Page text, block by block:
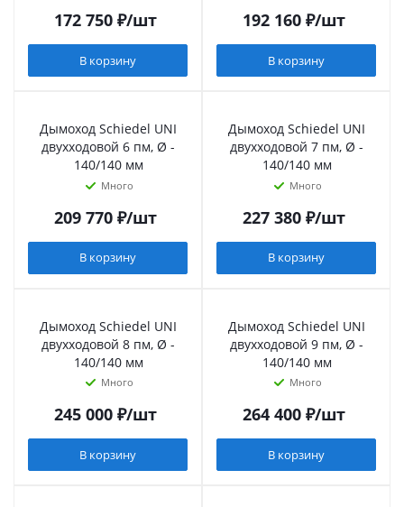
172 750₽/шт
В корзину
192 160₽/шт
В корзину
Дымоход Schiedel UNI
двухходовой 6 пм, Ø -
140/140 мм
Много
209 770₽/шт
В корзину
Дымоход Schiedel UNI
двухходовой 7 пм, Ø -
140/140 мм
Много
227 380₽/шт
В корзину
Дымоход Schiedel UNI
двухходовой 8 пм, Ø -
140/140 мм
Много
245 000₽/шт
В корзину
Дымоход Schiedel UNI
двухходовой 9 пм, Ø -
140/140 мм
Много
264 400₽/шт
В корзину